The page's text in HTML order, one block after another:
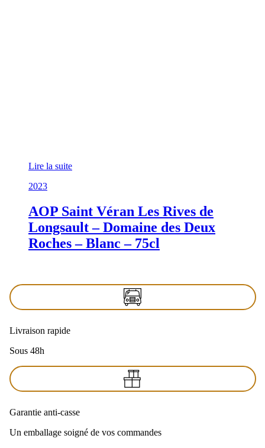
Lire la suite
2023
AOP Saint Véran Les Rives de
Longsault – Domaine des Deux
Roches – Blanc – 75cl
Livraison rapide
Sous 48h
Garantie anti-casse
Un emballage soigné de vos commandes